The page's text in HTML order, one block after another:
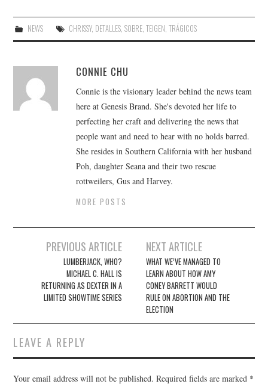
NEWS CHRISSY, DETALLES, SOBRE, TEIGEN TRÁGICOS
CONNIE CHU
Connie is the visionary leader behind the news team
here at Genesis Brand. She's devoted her life to
perfecting her craft and delivering the news that
people want and need to hear with no holds barred.
She resides in Southern California with her husband
Poh, daughter Seana and their two rescue
rottweilers, Gus and Harvey.
MORE POSTS
navigation
PREVIOUS ARTICLE
LUMBERJACK, WHO?
MICHAEL C. HALL IS
RETURNING AS DEXTER IN A
LIMITED SHOWTIME SERIES
NEXT ARTICLE
WHAT WE’VE MANAGED TO
LEARN ABOUT HOW AMY
CONEY BARRETT WOULD
RULE ON ABORTION AND THE
ELECTION
LEAVE A REPLY
Your email address will not be published. Required fields are marked *